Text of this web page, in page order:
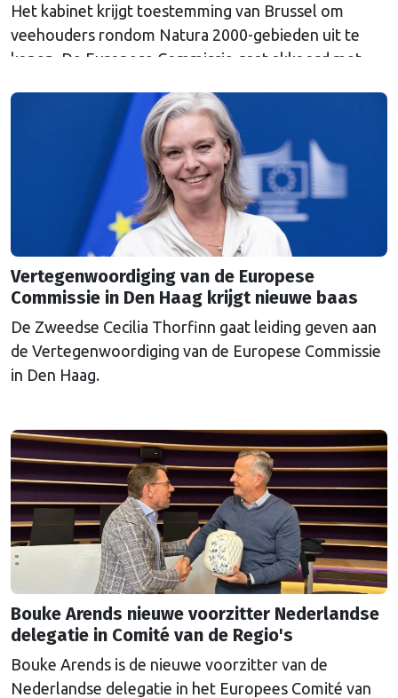
Het kabinet krijgt toestemming van Brussel om
veehouders rondom Natura 2000-gebieden uit te
kopen. De Europese Commissie gaat akkoord met
Vertegenwoordiging van de Europese
Commissie in Den Haag krijgt nieuwe baas
De Zweedse Cecilia Thorfinn gaat leiding geven aan
de Vertegenwoordiging van de Europese Commissie
in Den Haag.
Bouke Arends nieuwe voorzitter Nederlandse
delegatie in Comité van de Regio's
Bouke Arends is de nieuwe voorzitter van de
Nederlandse delegatie in het Europees Comité van